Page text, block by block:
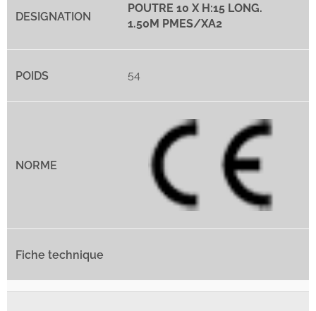
POUTRE 10 X H:15 LONG.
1.50M PMES/XA2
54